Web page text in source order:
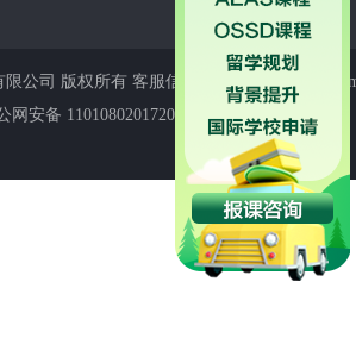
公司 版权所有 客服信箱：
网安备 11010802017201号